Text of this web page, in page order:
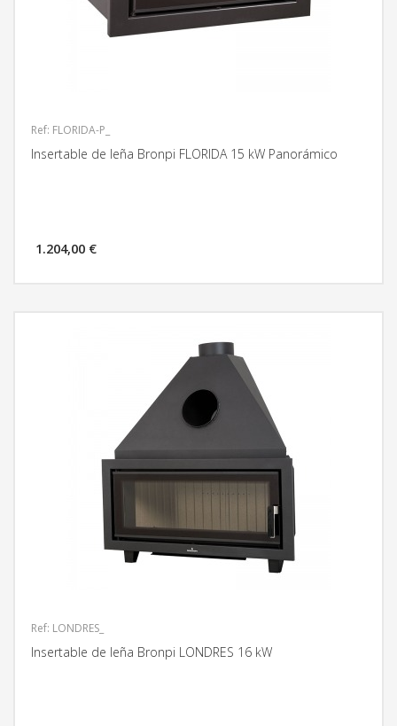
Ref: FLORIDA-P_
Insertable de leña Bronpi FLORIDA 15 kW Panorámico
1.204,00 €
Ref: LONDRES_
Insertable de leña Bronpi LONDRES 16 kW